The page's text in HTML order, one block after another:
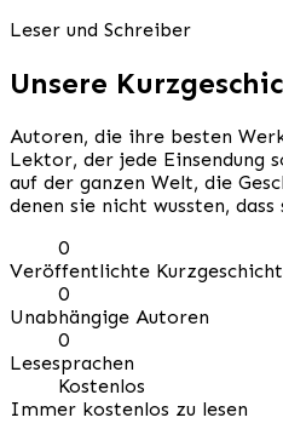
Leser und Schreiber
Unsere
Autoren, die ihre besten
Lektor, der jede Einsendung
auf der ganzen Welt, die
denen sie nicht wussten, dass
0
Veröffentlichte
0
Unabhängige Autoren
0
Lesesprachen
Kostenlos
Immer kostenlos zu lesen